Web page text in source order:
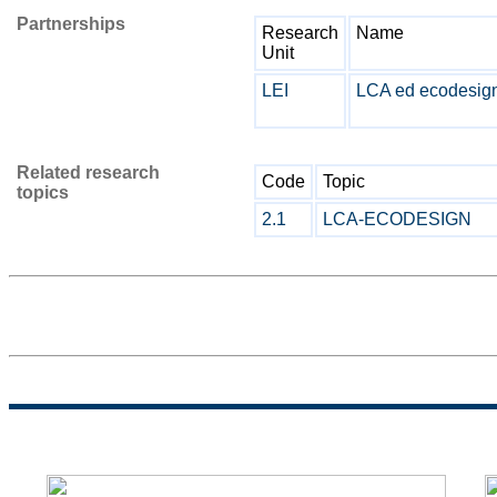
Partnerships
Research
Unit
Name
LEI LCA ed
Related research
topics
Code
Topic
2.1
LCA-ECODESIGN